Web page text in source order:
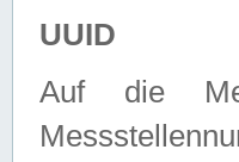
UUID
Auf die